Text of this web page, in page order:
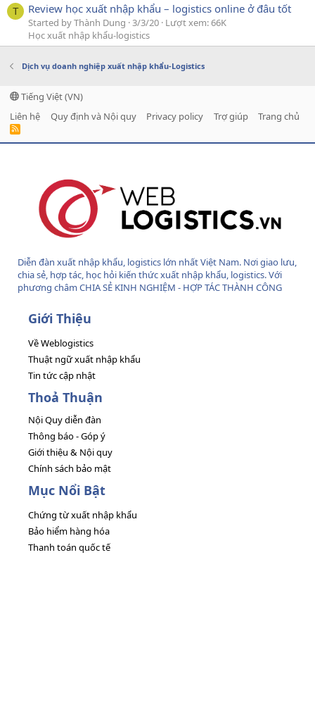
T Review học xuất nhập khẩu – logistics online ở đâu tốt
Started by Thành Dung 3/3/20 Lượt xem: 66K
Học xuất nhập khẩu-logistics
Dịch vụ doanh nghiệp xuất nhập khẩu-Logistics
Tiếng Việt (VN)
Liên hệ
Quy định và Nội quy Privacy policy Trợ giúp Trang chủ
R
S
Diễn đàn xuất nhập khẩu, logistics lớn nhất Việt Nam. Nơi giao lưu,
chia sẻ, hợp tác, học hỏi kiến thức xuất nhập khẩu, logistics. Với
phương châm CHIA SẺ KINH NGHIỆM - HỢP TÁC THÀNH CÔNG
Giới Thiệu
Về Weblogistics
Thuật ngữ xuất nhập khẩu
Tin tức cập nhật
Thoả Thuận
Nội Quy diễn đàn
Thông báo - Góp ý
Giới thiệu & Nội quy
Chính sách bảo mật
Mục Nổi Bật
Chứng từ xuất nhập khẩu
Bảo hiểm hàng hóa
Thanh toán quốc tế